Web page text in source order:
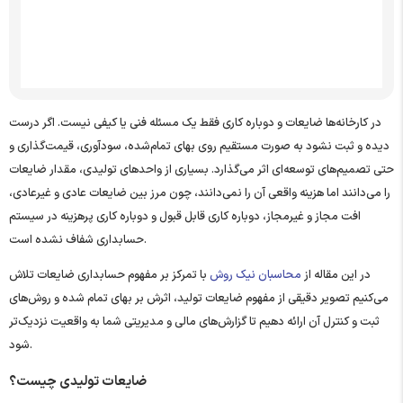
در کارخانه‌ها ضایعات و دوباره‌ کاری فقط یک مسئله فنی یا کیفی نیست. اگر درست
دیده و ثبت نشود به ‌صورت مستقیم روی بهای تمام‌شده، سودآوری، قیمت‌گذاری و
حتی تصمیم‌های توسعه‌ای اثر می‌گذارد. بسیاری از واحدهای تولیدی، مقدار ضایعات
را می‌دانند اما هزینه واقعی آن را نمی‌دانند، چون مرز بین ضایعات عادی و غیرعادی،
افت مجاز و غیرمجاز، دوباره‌ کاری قابل ‌قبول و دوباره‌ کاری پرهزینه در سیستم
حسابداری شفاف نشده است.
در این مقاله از محاسبان نیک روش با تمرکز بر مفهوم حسابداری ضایعات تلاش
می‌کنیم تصویر دقیقی از مفهوم ضایعات تولید، اثرش بر بهای تمام ‌شده و روش‌های
ثبت و کنترل آن ارائه دهیم تا گزارش‌های مالی و مدیریتی شما به واقعیت نزدیک‌تر
شود.
ضایعات تولیدی چیست؟